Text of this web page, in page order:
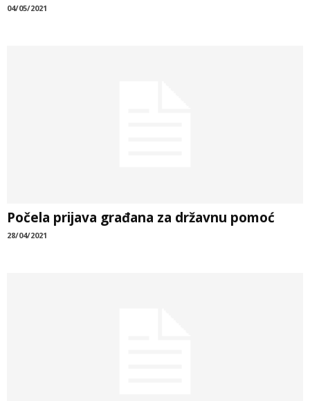
04/05/2021
Počela prijava građana za državnu pomoć
28/04/2021